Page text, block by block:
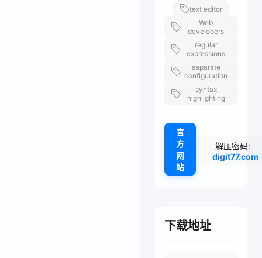
text editor
Web
developers
regular
expressions
separate
configuration
syntax
highlighting
官
方
网
站
解压密码:
digit77.com
下载地址